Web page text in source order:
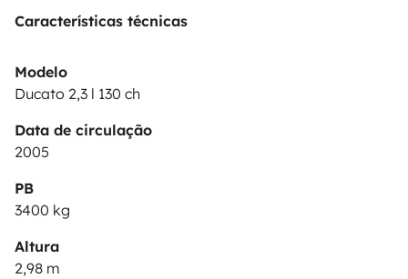
Características técnicas
Modelo
Ducato 2,3 l 130 ch
Data de circulação
2005
PB
3400 kg
Altura
2,98 m